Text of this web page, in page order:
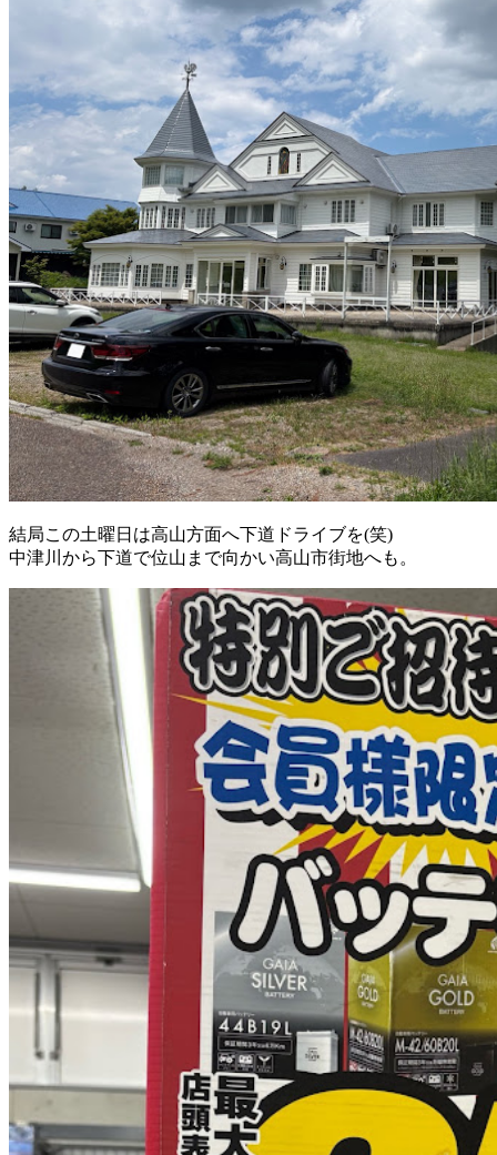
結局この土曜日は高山方面へ下道ドライブを(笑)
中津川から下道で位山まで向かい高山市街地へも。